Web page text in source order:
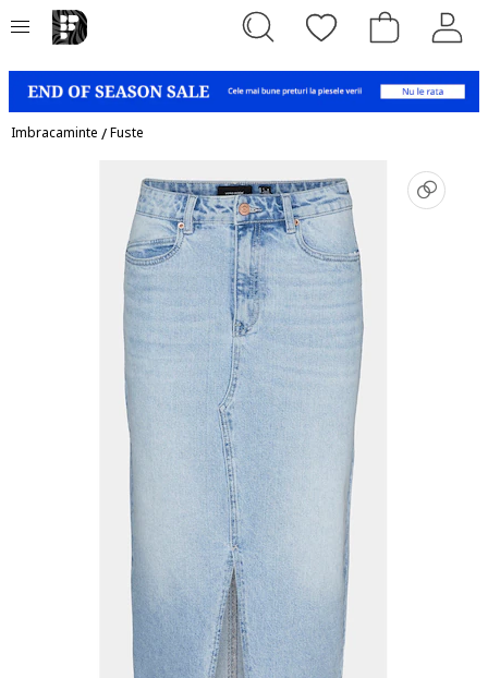
Imbracaminte /Fuste